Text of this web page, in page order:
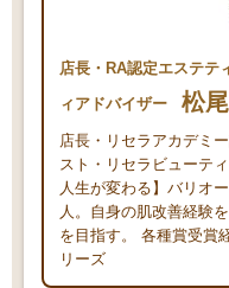
店長・RA認定エステテ
ィアドバイザー
松
店長・リセラアカデミ
スト・リセラビューテ
人生が変わる】バリオ
人。自身の肌改善経験
を目指す。 各種賞受賞
リーズ